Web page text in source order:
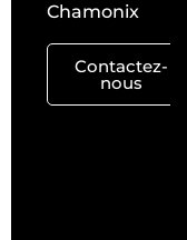
Chamonix
Contactez-
nous